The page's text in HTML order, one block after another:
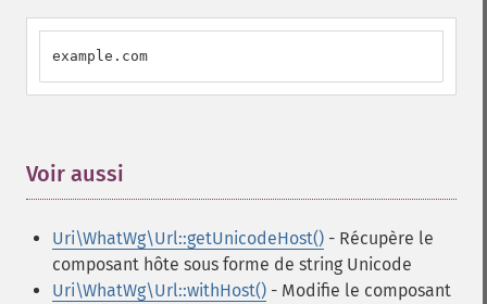
example.com
Voir aussi
Uri\WhatWg\Url::getUnicodeHost() - Récupère le
composant hôte sous forme de string Unicode
Uri\WhatWg\Url::withHost() - Modifie le composant